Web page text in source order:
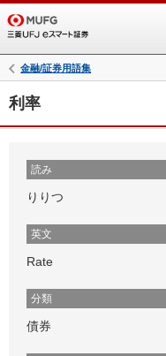
金融/証券用語集
利率
読み
りりつ
英文
Rate
分類
債券